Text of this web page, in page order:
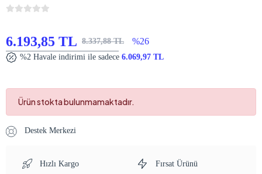
6.193,85 TL 8.337,88 TL %26
%2 Havale indirimi ile sadece 6.069,97 TL
Ürün stokta bulunmamaktadır.
Destek Merkezi
Hızlı Kargo Fırsat Ürünü